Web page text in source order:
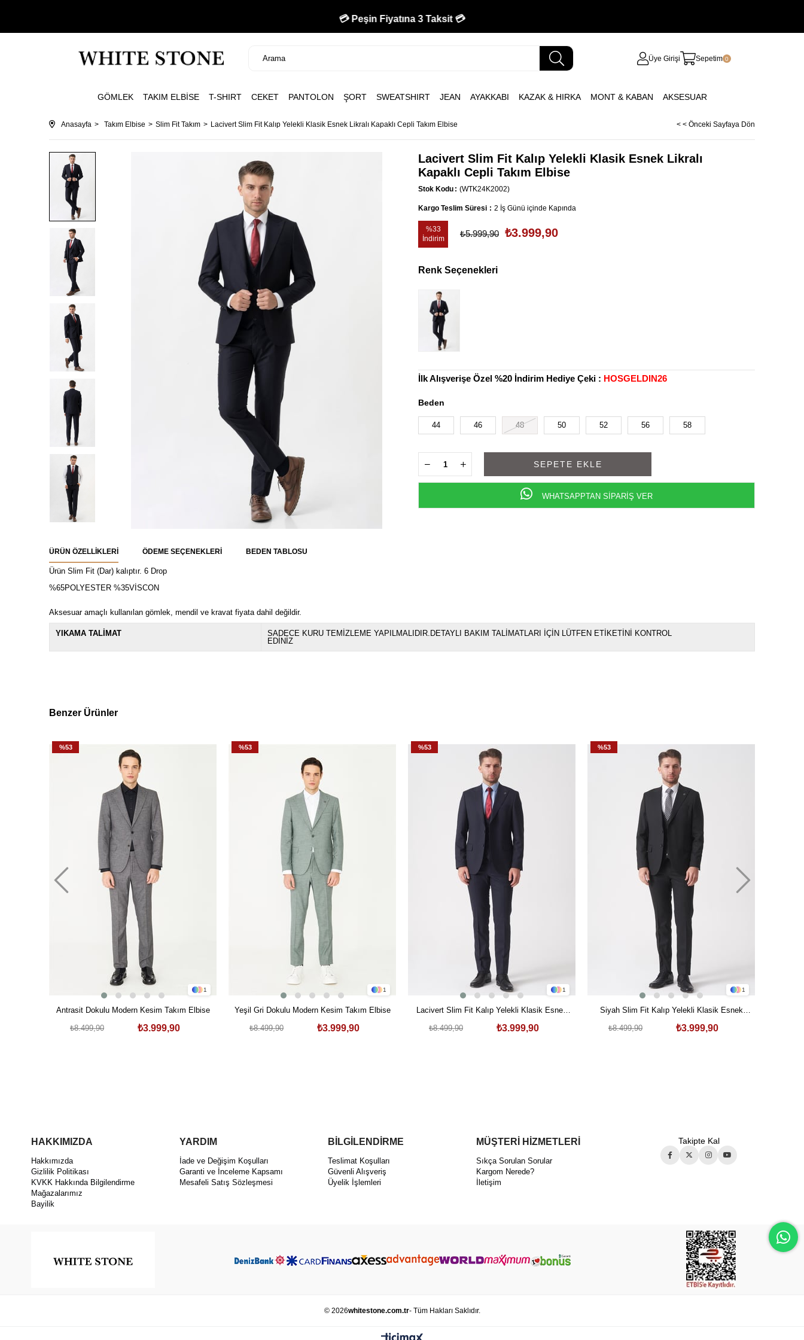
💳 Peşin Fiyatına 3 Taksit 💳
Üye Girişi Sepetim 0
GÖMLEK TAKIM ELBİSE T-SHIRT CEKET PANTOLON ŞORT SWEATSHIRT JEAN AYAKKABI KAZAK & HIRKA MONT & KABAN AKSESUAR
Anasayfa Takım Elbise Slim Fit Takım Lacivert Slim Fit Kalıp Yelekli Klasik Esnek Likralı Kapaklı Cepli Takım Elbise < < Önceki Sayfaya Dön
Lacivert Slim Fit Kalıp Yelekli Klasik Esnek Likralı
Kapaklı Cepli Takım Elbise
Stok Kodu (WTK24K2002)
Kargo Teslim Süresi : 2 İş Günü içinde Kapında
%33
İndirim
₺5.999,90 ₺3.999,90
Renk Seçenekleri
İlk Alışverişe Özel %20 İndirim Hediye Çeki : HOSGELDIN26
Beden
44 46 48 50 52 56 58
WHATSAPPTAN SİPARİŞ VER
ÜRÜN ÖZELLIKLERI ÖDEME SEÇENEKLERI BEDEN TABLOSU
Ürün Slim Fit (Dar) kalıptır. 6 Drop
%65POLYESTER %35VİSCON
Aksesuar amaçlı kullanılan gömlek, mendil ve kravat fiyata dahil değildir.
YIKAMA TALİMAT
SADECE KURU TEMİZLEME YAPILMALIDIR.DETAYLI BAKIM TALİMATLARI İÇİN LÜTFEN ETİKETİNİ KONTROL
EDİNİZ
Benzer Ürünler
1
%53
Antrasit Dokulu Modern Kesim Takım Elbise
₺3.999,90
₺8.499,90
1
%53
Yeşil Gri Dokulu Modern Kesim Takım Elbise
₺3.999,90
₺8.499,90
1
%53
Lacivert Slim Fit Kalıp Yelekli Klasik Esnek
Likralı Kapaklı Cepli Takım Elbise
₺3.999,90
₺8.499,90
1
%53
Siyah Slim Fit Kalıp Yelekli Klasik Esnek
Likralı Kapaklı Cepli Takım Elbise
₺3.999,90
₺8.499,90
HAKKIMIZDA
Hakkımızda
Gizlilik Politikası
KVKK Hakkında Bilgilendirme
Mağazalarımız
Bayilik
YARDIM
İade ve Değişim Koşulları
Garanti ve İnceleme Kapsamı
Mesafeli Satış Sözleşmesi
BİLGİLENDİRME
Teslimat Koşulları
Güvenli Alışveriş
Üyelik İşlemleri
MÜŞTERİ HİZMETLERİ
Sıkça Sorulan Sorular
Kargom Nerede?
İletişim
Takipte Kal
© 2026whitestone.com.tr- Tüm Hakları Saklıdır.